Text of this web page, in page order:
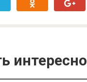
интересно